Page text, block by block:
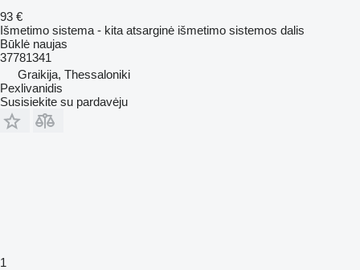
93 €
Išmetimo sistema - kita atsarginė išmetimo sistemos dalis
Būklė naujas
37781341
Graikija, Thessaloniki
Pexlivanidis
Susisiekite su pardavėju
1